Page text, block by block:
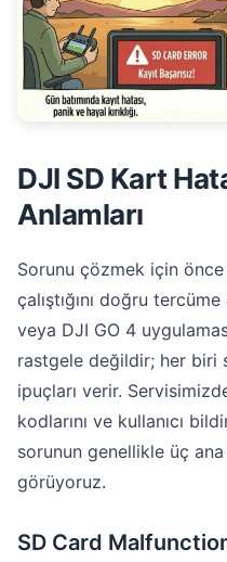
DJI SD Kart
Anlamları
Sorunu çözmek için
çalıştığını doğru
veya DJI GO 4
rastgele değildir; her biri
ipuçları verir.
kodlarını ve kullanıcı
sorunun genellikle üç ana
görüyoruz.
SD Card